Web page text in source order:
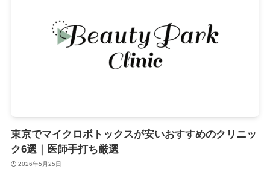
東京でマイクロボトックスが安いおすすめのクリニッ
ク6選｜医師手打ち厳選
2026年5月25日